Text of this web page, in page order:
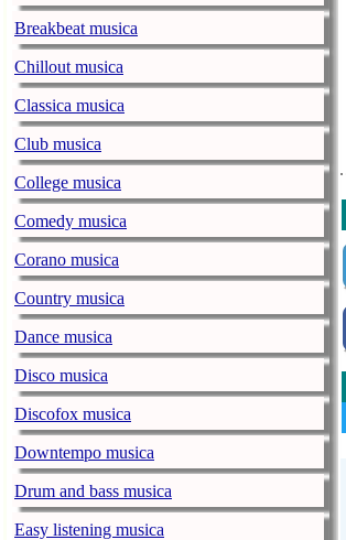
Breakbeat musica
Chillout musica
Classica musica
Club musica
College musica
Comedy musica
Corano musica
Country musica
Dance musica
Disco musica
Discofox musica
Downtempo musica
Drum and bass musica
Easy listening musica